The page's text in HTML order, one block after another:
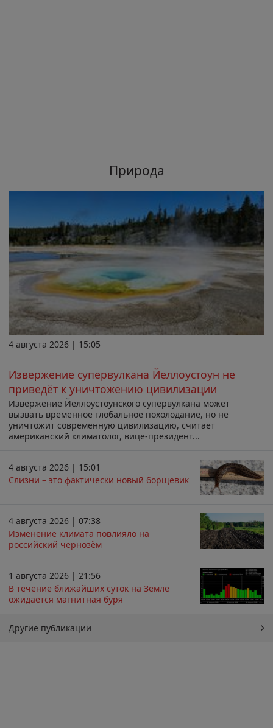
Природа
4 августа 2026 | 15:05
Извержение супервулкана Йеллоустоун не
приведёт к уничтожению цивилизации
Извержение Йеллоустоунского супервулкана может
вызвать временное глобальное похолодание, но не
уничтожит современную цивилизацию, считает
американский климатолог, вице-президент...
4 августа 2026 | 15:01
Слизни – это фактически новый борщевик
4 августа 2026 | 07:38
Изменение климата повлияло на
российский чернозём
1 августа 2026 | 21:56
В течение ближайших суток на Земле
ожидается магнитная буря
Другие публикации